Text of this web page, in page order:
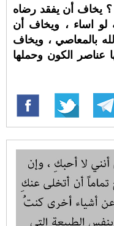
؟ يخاف أن يفقد رضاه
لو اساء ، ويخاف أن
بالمعاصي ، ويخاف
عناصر الكون وحملها